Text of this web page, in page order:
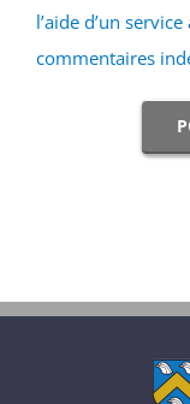
l’aide d’un
commentaires